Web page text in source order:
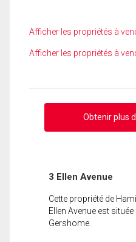
Afficher les propriétés à
Afficher les propriétés à
Obtenir plus
3 Ellen Avenue
Cette propriété de
Ellen Avenue est
Gershome.